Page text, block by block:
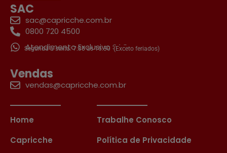
SAC
sac@capricche.com.br
0800 720 4500
Atendimento Exclusivo SAC
Segunda a sexta: 7:30 às 16:30(Exceto feriados)
Vendas
vendas@capricche.com.br
Home
Capricche
Trabalhe Conosco
Política de Privacidade